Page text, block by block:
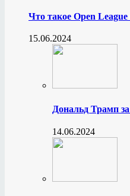
Что такое Open
15.06.2024
Дональд Трамп
14.06.2024